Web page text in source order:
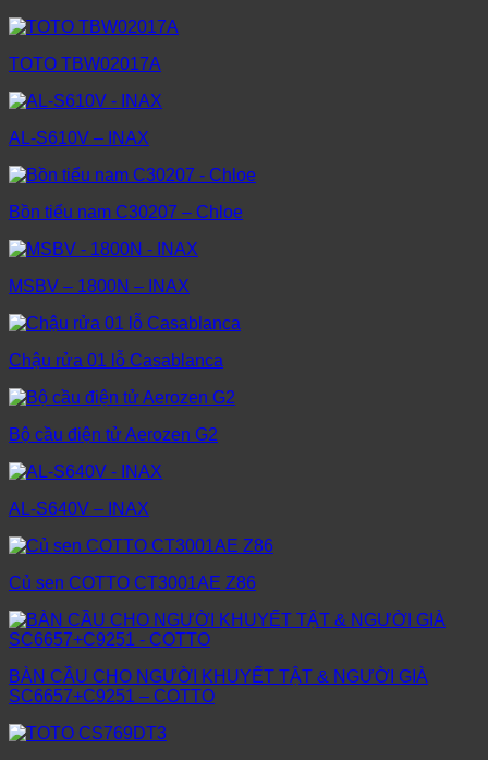
TOTO TBW02017A
AL-S610V – INAX
Bồn tiểu nam C30207 – Chloe
MSBV – 1800N – INAX
Chậu rửa 01 lỗ Casablanca
Bộ cầu điện tử Aerozen G2
AL-S640V – INAX
Củ sen COTTO CT3001AE Z86
BÀN CẦU CHO NGƯỜI KHUYẾT TẬT & NGƯỜI GIÀ
SC6657+C9251 – COTTO